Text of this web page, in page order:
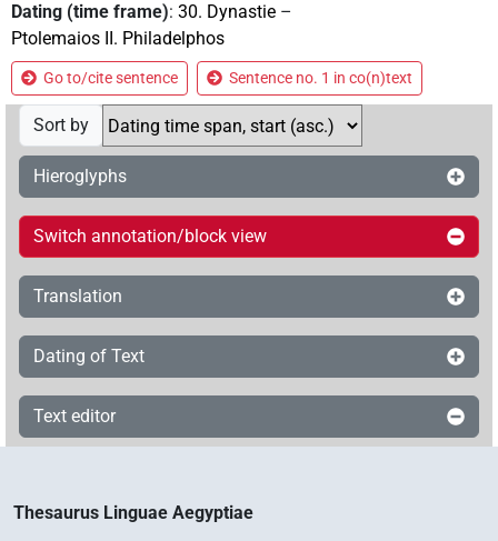
Dating (time frame): 30. Dynastie –
Ptolemaios II. Philadelphos
Go to/cite sentence Sentence no. 1 in co(n)text
Sort by
Hieroglyphs
Switch annotation/block view
Translation
Dating of Text
Text editor
Thesaurus Linguae Aegyptiae